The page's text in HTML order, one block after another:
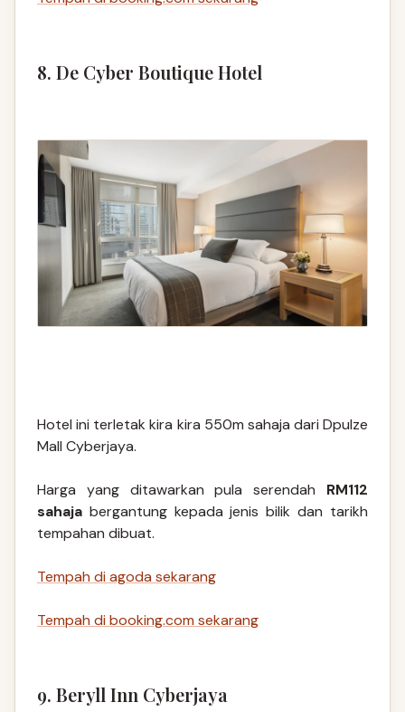
8. De Cyber Boutique Hotel
Hotel ini terletak kira kira 550m sahaja dari Dpulze
Mall Cyberjaya.
Harga yang ditawarkan pula serendah RM112
sahaja bergantung kepada jenis bilik dan tarikh
tempahan dibuat.
Tempah di agoda sekarang
Tempah di booking.com sekarang
9. Beryll Inn Cyberjaya